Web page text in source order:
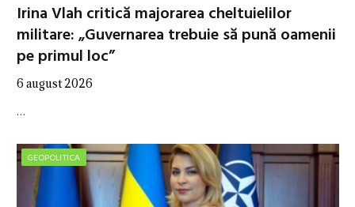
Irina Vlah critică majorarea cheltuielilor
militare: „Guvernarea trebuie să pună oamenii
pe primul loc”
6 august 2026
…
GEOPOLITICA